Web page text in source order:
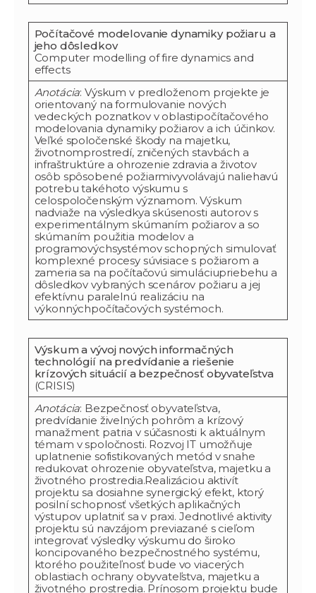
Počítačové modelovanie dynamiky požiaru a
jeho dôsledkov
Computer modelling of fire dynamics and
effects
Anotácia: Výskum v predloženom projekte je
orientovaný na formulovanie nových
vedeckých poznatkov v oblastipočítačového
modelovania dynamiky požiarov a ich účinkov.
Veľké spoločenské škody na majetku,
životnomprostredí, zničených stavbách a
infraštruktúre a ohrozenie zdravia a životov
osôb spôsobené požiarmivyvolávajú naliehavú
potrebu takéhoto výskumu s
celospoločenským významom. Výskum
nadviaže na výsledkya skúsenosti autorov s
experimentálnym skúmaním požiarov a so
skúmaním použitia modelov a
programovýchsystémov schopných simulovať
komplexné procesy súvisiace s požiarom a
zameria sa na počítačovú simuláciupriebehu a
dôsledkov vybraných scenárov požiaru a jej
efektívnu paralelnú realizáciu na
výkonnýchpočítačových systémoch.
Výskum a vývoj nových informačných
technológií na predvídanie a riešenie
krízových situácií a bezpečnosť obyvateľstva
(CRISIS)
Anotácia: Bezpečnosť obyvateľstva,
predvídanie živelných pohrôm a krízový
manažment patria v súčasnosti k aktuálnym
témam v spoločnosti. Rozvoj IT umožňuje
uplatnenie sofistikovaných metód v snahe
redukovat ohrozenie obyvateľstva, majetku a
životného prostredia.Realizáciou aktivít
projektu sa dosiahne synergický efekt, ktorý
posilní schopnosť všetkých aplikačných
výstupov uplatniť sa v praxi. Jednotlivé aktivity
projektu sú navzájom previazané s cieľom
integrovať výsledky výskumu do široko
koncipovaného bezpečnostného systému,
ktorého použiteľnosť bude vo viacerých
oblastiach ochrany obyvateľstva, majetku a
životného prostredia. Prínosom projektu bude